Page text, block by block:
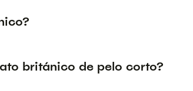
británico de pelo corto?